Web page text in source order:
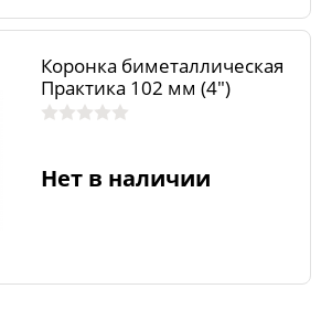
Коронка биметаллическая
Практика 102 мм (4")
Нет в наличии